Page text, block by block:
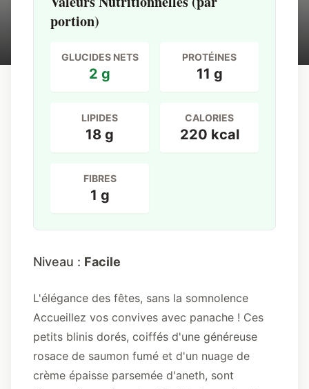
JB Keto
portion)
GLUCIDES NETS
2 g
PROTÉINES
11 g
LIPIDES
18 g
CALORIES
220 kcal
FIBRES
1 g
Niveau : Facile
L'élégance des fêtes, sans la somnolence
Accueillez vos convives avec panache ! Ces
petits blinis dorés, coiffés d'une généreuse
rosace de saumon fumé et d'un nuage de
crème épaisse parsemée d'aneth, sont